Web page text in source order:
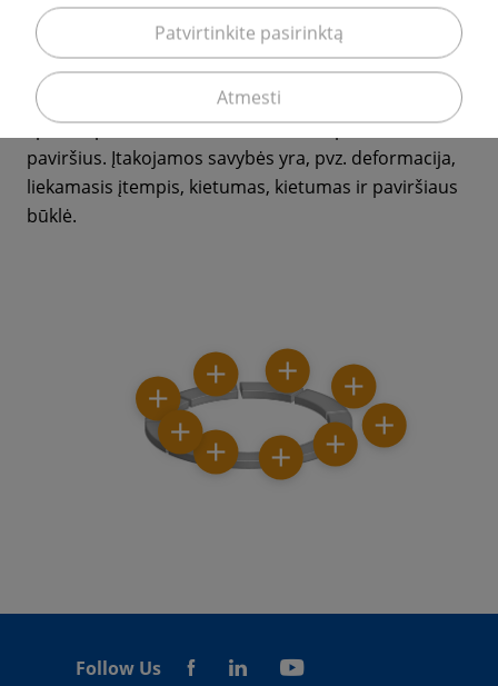
Šiluminis apdorojimas atliekamas krosnyse, kurių
temperatūra kontroliuojama (kaitinimo, mirkymo ir
aušinimo etapai), paprastai naudojant proceso dujų
atmosferą, kad būtų išvengta, pvz. nepageidaujamas
spalvos pasikeitimas arba chemiškai pakeisti
paviršius. Įtakojamos savybės yra, pvz. deformacija,
liekamasis įtempis, kietumas, kietumas ir paviršiaus
būklė.
Follow Us
Atmesti
Patvirtinkite pasirinktą